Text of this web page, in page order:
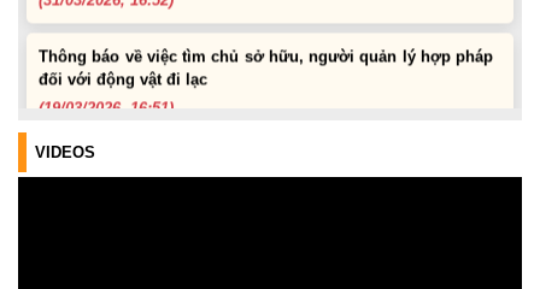
đối với động vật đi lạc
(19/03/2026, 16:51)
Lịch tiếp công dân của Chủ tịch UBND xã trong tháng
03/2026
VIDEOS